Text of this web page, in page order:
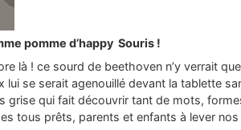
pomme d’happy Souris !
là ! ce sourd de beethoven n’y verrait
lui se serait agenouillé devant la tablette
grise qui fait découvrir tant de mots,
tous prêts, parents et enfants à lever